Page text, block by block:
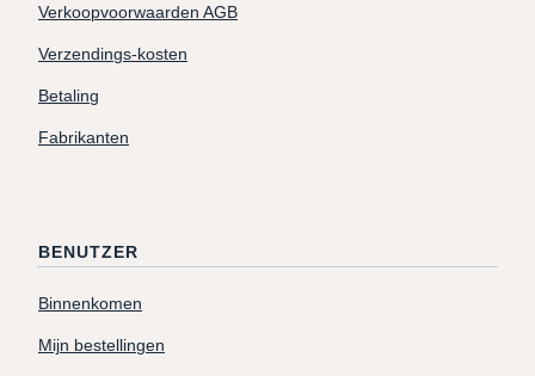
Verkoopvoorwaarden AGB
Verzendings-kosten
Betaling
Fabrikanten
BENUTZER
Binnenkomen
Mijn bestellingen